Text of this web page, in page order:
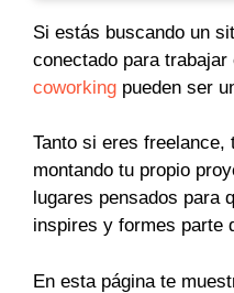
Si estás buscando un
conectado para trabajar
coworking pueden ser
Tanto si eres freelance,
montando tu propio
lugares pensados para
inspires y formes parte
En esta página te